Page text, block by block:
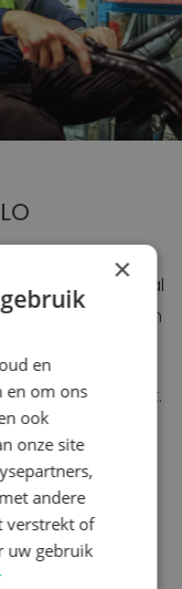
EBLO
betekent en is al
het oplossen
dat u béter zit.
onderhoud- en
op maat
ontzorgt!
×
en
en om ons
ook
onze site
andere
verstrekt of
uw gebruik